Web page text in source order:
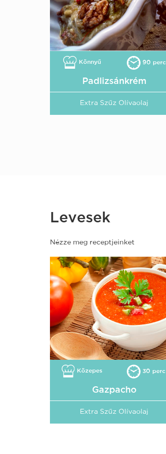
Könnyű 90 perc
Padlizsánkrém
Extra Szűz Olívaolaj
Levesek
Nézze meg receptjeinket
Közepes 30 perc
Gazpacho
Extra Szűz Olívaolaj